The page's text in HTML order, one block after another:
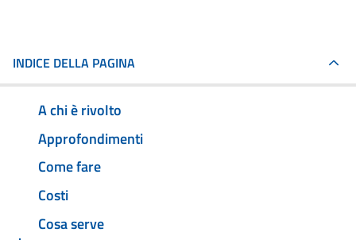
INDICE DELLA PAGINA
A chi è rivolto
Approfondimenti
Come fare
Costi
Cosa serve